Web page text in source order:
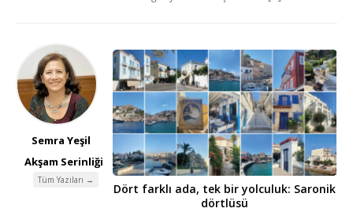
Semra Yeşil
Akşam Serinliği
Tüm Yazıları →
Dört farklı ada, tek bir yolculuk: Saronik
dörtlüsü